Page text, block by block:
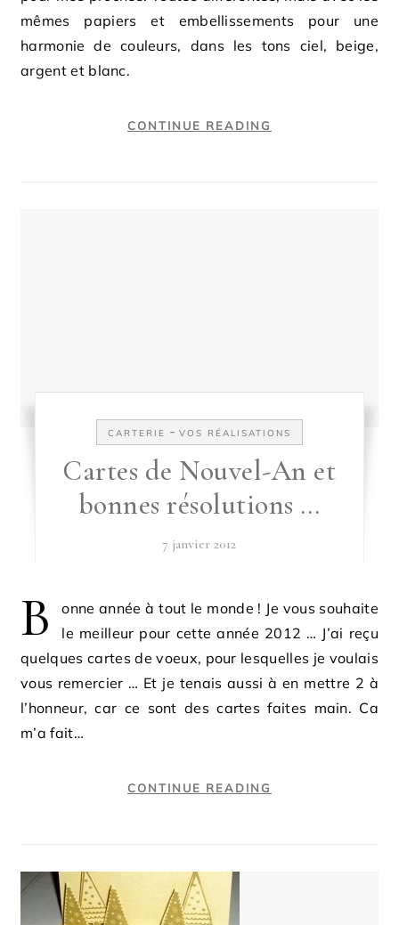
mêmes papiers et embellissements pour une
harmonie de couleurs, dans les tons ciel, beige,
argent et blanc.
CONTINUE READING
CARTERIE - VOS RÉALISATIONS
Cartes de Nouvel-An et
bonnes résolutions …
7 janvier 2012
B
onne année à tout le monde ! Je vous souhaite
le meilleur pour cette année 2012 … J’ai reçu
quelques cartes de voeux, pour lesquelles je voulais
vous remercier … Et je tenais aussi à en mettre 2 à
l’honneur, car ce sont des cartes faites main. Ca
m’a fait…
CONTINUE READING